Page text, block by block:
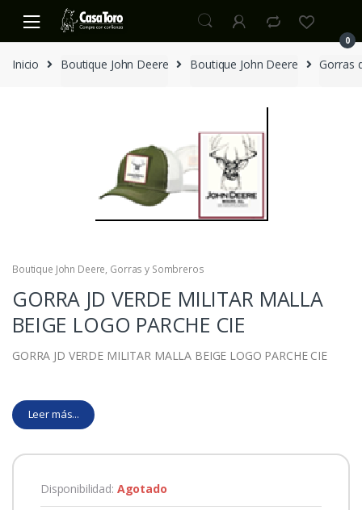
ii
0
Inicio Boutique John Deere Boutique John Deere Gorras
Boutique John Deere, Gorras y Sombreros
GORRA JD VERDE MILITAR MALLA
BEIGE LOGO PARCHE CIE
GORRA JD VERDE MILITAR MALLA BEIGE LOGO PARCHE CIE
Leer más...
Disponibilidad: Agotado